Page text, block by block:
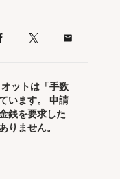
ットは「手数
います。 申請
銭を要求した
りません。